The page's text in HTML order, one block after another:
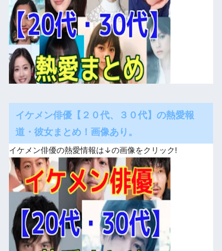
イケメン俳優【２０代、３０代】の熱愛報
道・彼女まとめ！画像あり。
イケメン俳優の熱愛情報は↓の画像をクリック!